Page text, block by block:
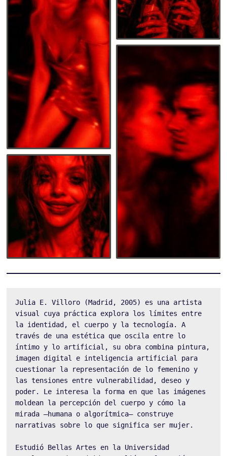
Julia E. Villoro (Madrid, 2005) es una artista
visual cuya práctica explora los límites entre
la identidad, el cuerpo y la tecnología. A
través de una estética que oscila entre lo
íntimo y lo artificial, su obra combina pintura,
imagen digital e inteligencia artificial para
cuestionar la representación de lo femenino y
las tensiones entre vulnerabilidad, deseo y
poder. Le interesa la forma en que las imágenes
moldean la percepción del cuerpo y cómo la
mirada —humana o algorítmica— construye
narrativas sobre lo que significa ser mujer.
Estudió Bellas Artes en la Universidad